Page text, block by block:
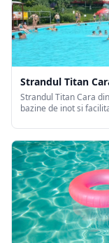
Strandul Titan
Strandul Titan Cara
bazine de inot si